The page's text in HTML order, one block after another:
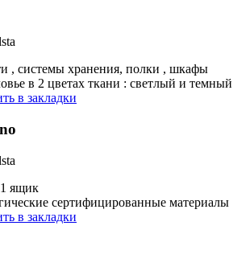
, системы хранения, полки , шкафы
в 2 цветах ткани : светлый и темный
в закладки
ящик
сертифицированные материалы
в закладки